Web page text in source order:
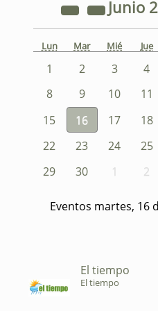
Junio
Lun Mar Mié Jue
1 2 3 4
8
9 10 11
15
16 17 18
22
23 24 25
29
30 1 2
Eventos martes, 16
El tiempo
El tiempo